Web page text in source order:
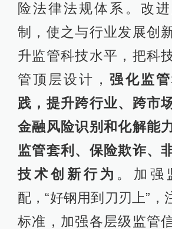
险法律法规体系。改
制，使之与行业发展创
升监管科技水平，把科
管顶层设计，强化监
践，提升跨行业、跨市
金融风险识别和化解能
监管套利、保险欺诈、
技术创新行为 。加强
配，“好钢用到刀刃上”，
标准，加强各层级监管